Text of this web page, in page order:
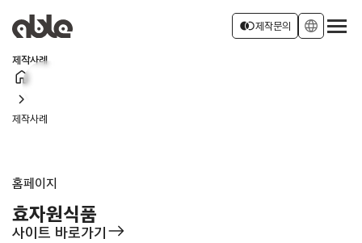
join_left제작문의 language
제작사례
home
chevron_right
제작사례
홈페이지
효자원식품
사이트 바로가기east